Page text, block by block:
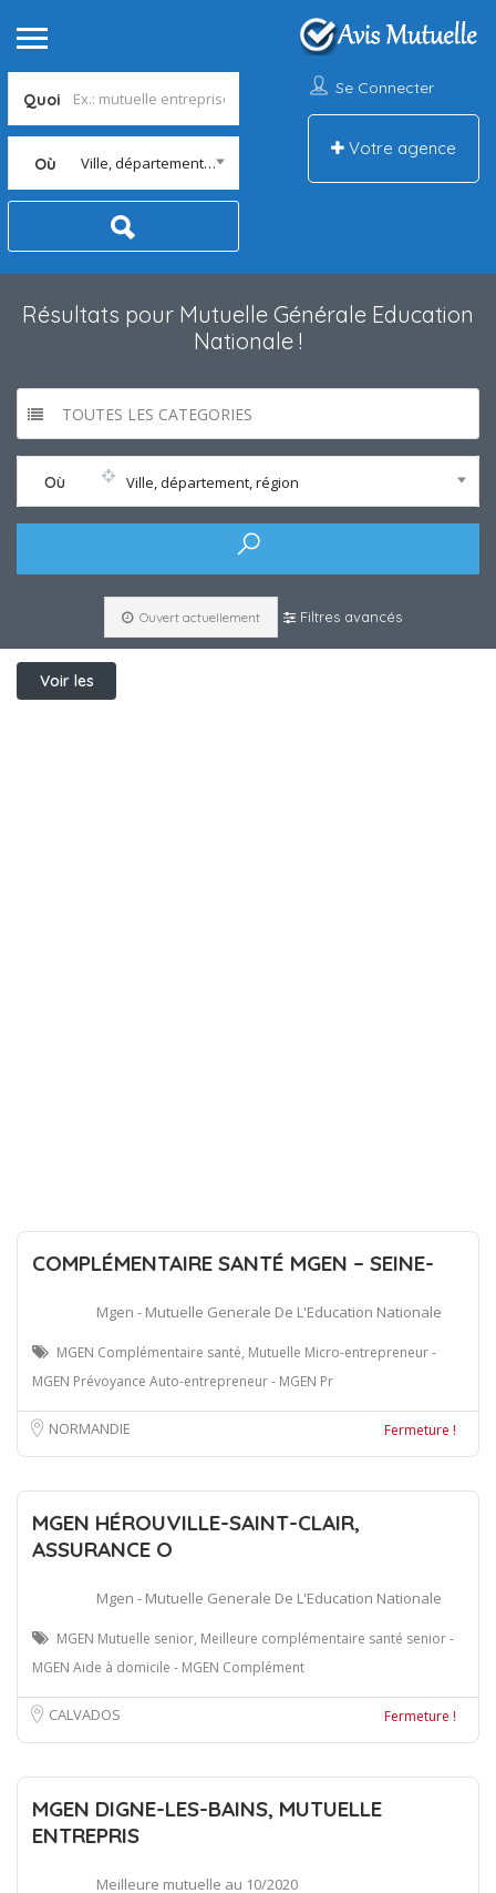
Quoi
Où Ville, département, région
Se Connecter
Votre agence
Résultats pour Mutuelle Générale Education
Nationale !
TOUTES LES CATEGORIES
Où Ville, département, région
Ouvert actuellement Filtres avancés
Voir les
COMPLÉMENTAIRE SANTÉ MGEN – SEINE-
Mgen - Mutuelle Generale De L'Education Nationale
MGEN Complémentaire santé, Mutuelle Micro-entrepreneur -
MGEN Prévoyance Auto-entrepreneur - MGEN Pr
NORMANDIE Fermeture !
MGEN HÉROUVILLE-SAINT-CLAIR,
ASSURANCE O
Mgen - Mutuelle Generale De L'Education Nationale
MGEN Mutuelle senior, Meilleure complémentaire santé senior -
MGEN Aide à domicile - MGEN Complément
CALVADOS Fermeture !
MGEN DIGNE-LES-BAINS, MUTUELLE
ENTREPRIS
Meilleure mutuelle au 10/2020